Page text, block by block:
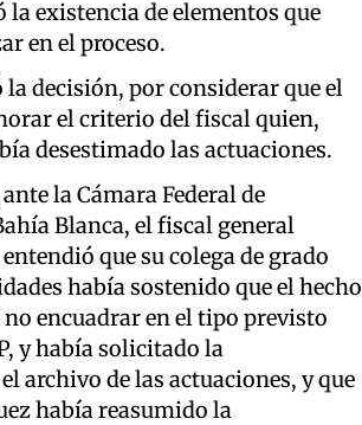
existencia de elementos que
en el proceso.
la decisión, por considerar que el
el criterio del fiscal quien,
desestimado las actuaciones.
la Cámara Federal de
Blanca, el fiscal general
que su colega de grado
había sostenido que el hecho
encuadrar en el tipo previsto
y había solicitado la
archivo de las actuaciones, y que
había reasumido la